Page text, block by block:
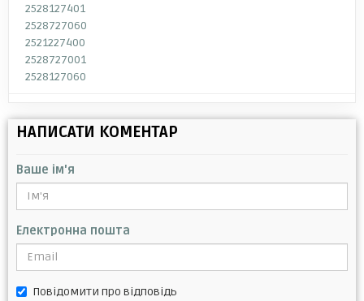
2528127401
2528727060
2521227400
2528727001
2528127060
НАПИСАТИ КОМЕНТАР
Ваше ім'я
Електронна пошта
Повідомити про відповідь